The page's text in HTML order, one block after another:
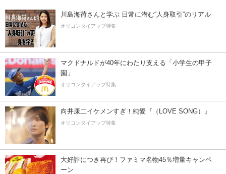
川島海荷さんと学ぶ 日常に潜む“人身取引”のリアル
オリコンタイアップ特集
マクドナルドが40年にわたり支える「小学生の甲子
園」
オリコンタイアップ特集
向井康二イケメンすぎ！純愛『（LOVE SONG）』
オリコンタイアップ特集
大好評につき再び！ファミマ名物45％増量キャンペ
ーン